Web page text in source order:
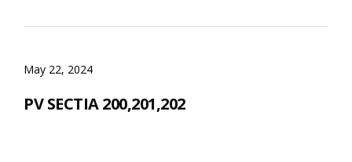
May 22, 2024
PV SECTIA 200,201,202